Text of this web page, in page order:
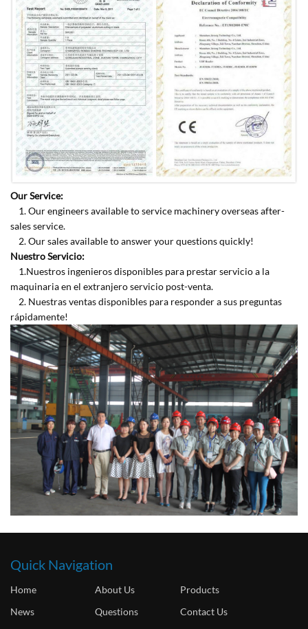
Our Service:
1. Our engineers available to service machinery overseas after-
sales service.
2. Our sales available to answer your questions quickly!
Nuestro Servicio:
1.Nuestros ingenieros disponibles para prestar servicio a la
maquinaria en el extranjero servicio post-venta.
2. Nuestras ventas disponibles para responder a sus preguntas
rápidamente!
Quick Navigation
Home About Us
Products
News
Questions
Contact Us